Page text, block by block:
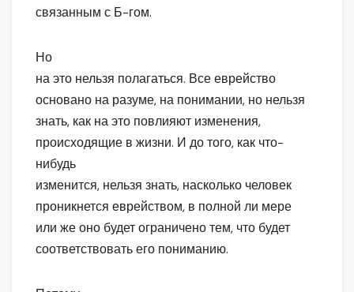
связанным с Б-гом.
Но
на это нельзя полагаться. Все еврейство
основано на разуме, на понимании, но нельзя
знать, как на это повлияют изменения,
происходящие в жизни. И до того, как что-
нибудь
изменится, нельзя знать, насколько человек
проникнется еврейством, в полной ли мере
или же оно будет ограничено тем, что будет
соответствовать его пониманию.